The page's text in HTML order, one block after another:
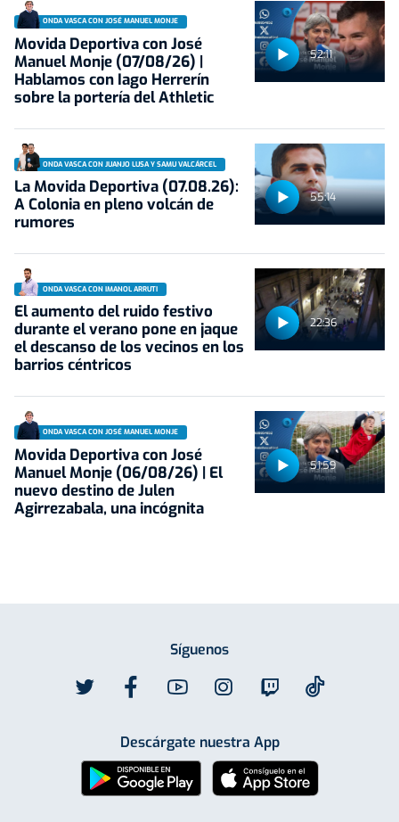
52:11
ONDA VASCA CON JOSÉ MANUEL MONJE
Movida Deportiva con José
Manuel Monje (07/08/26) |
Hablamos con Iago Herrerín
sobre la portería del Athletic
55:14
ONDA VASCA CON JUANJO LUSA Y SAMU VALCÁRCEL
La Movida Deportiva (07.08.26):
A Colonia en pleno volcán de
rumores
22:36
ONDA VASCA CON IMANOL ARRUTI
El aumento del ruido festivo
durante el verano pone en jaque
el descanso de los vecinos en los
barrios céntricos
51:59
ONDA VASCA CON JOSÉ MANUEL MONJE
Movida Deportiva con José
Manuel Monje (06/08/26) | El
nuevo destino de Julen
Agirrezabala, una incógnita
Síguenos
Descárgate nuestra App